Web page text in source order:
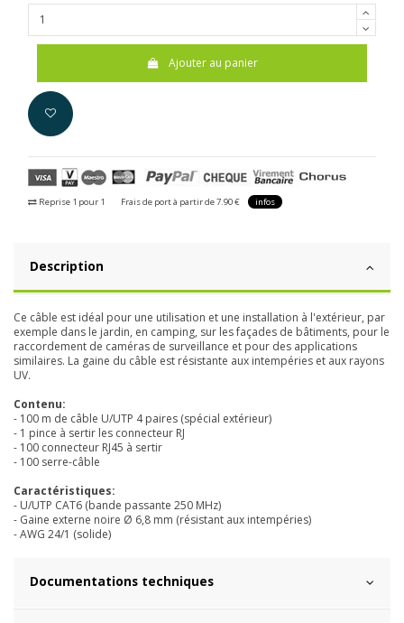
Ajouter au panier
Reprise 1 pour 1 Frais de port à partir de 7.90 € infos
Description
Ce câble est idéal pour une utilisation et une installation à l'extérieur, par
exemple dans le jardin, en camping, sur les façades de bâtiments, pour le
raccordement de caméras de surveillance et pour des applications
similaires. La gaine du câble est résistante aux intempéries et aux rayons
UV.
Contenu:
- 100 m de câble U/UTP 4 paires (spécial extérieur)
- 1 pince à sertir les connecteur RJ
- 100 connecteur RJ45 à sertir
- 100 serre-câble
Caractéristiques:
- U/UTP CAT6 (bande passante 250 MHz)
- Gaine externe noire Ø 6,8 mm (résistant aux intempéries)
- AWG 24/1 (solide)
Documentations techniques